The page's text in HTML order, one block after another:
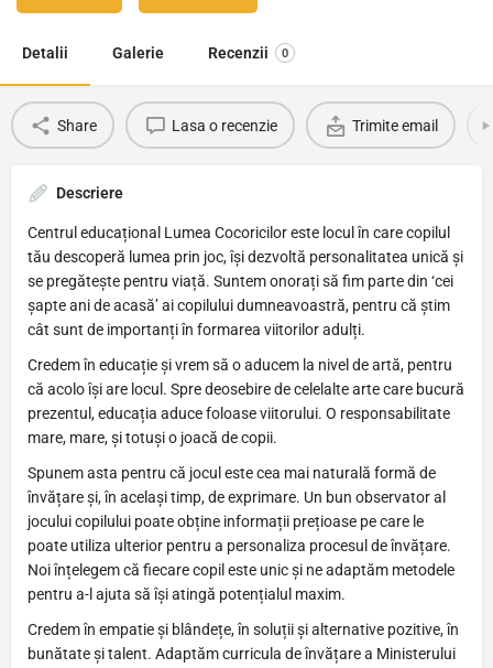
Detalii Galerie Recenzii 0
Share Lasa o recenzie Trimite email
Descriere
Centrul educațional Lumea Cocoricilor este locul în care copilul
tău descoperă lumea prin joc, își dezvoltă personalitatea unică și
se pregătește pentru viață. Suntem onorați să fim parte din ‘cei
șapte ani de acasă’ ai copilului dumneavoastră, pentru că știm
cât sunt de importanți în formarea viitorilor adulți.
Credem în educație și vrem să o aducem la nivel de artă, pentru
că acolo își are locul. Spre deosebire de celelalte arte care bucură
prezentul, educația aduce foloase viitorului. O responsabilitate
mare, mare, și totuși o joacă de copii.
Spunem asta pentru că jocul este cea mai naturală formă de
învățare și, în același timp, de exprimare. Un bun observator al
jocului copilului poate obține informații prețioase pe care le
poate utiliza ulterior pentru a personaliza procesul de învățare.
Noi înțelegem că fiecare copil este unic și ne adaptăm metodele
pentru a-l ajuta să își atingă potențialul maxim.
Credem în empatie și blândețe, în soluții și alternative pozitive, în
bunătate și talent. Adaptăm curricula de învățare a Ministerului